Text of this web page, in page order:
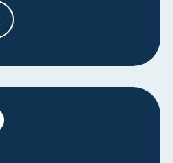
CONSEILS SUR MESURE